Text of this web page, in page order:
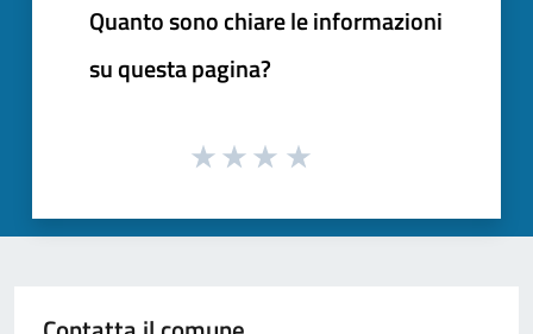
Quanto sono chiare le informazioni
su questa pagina?